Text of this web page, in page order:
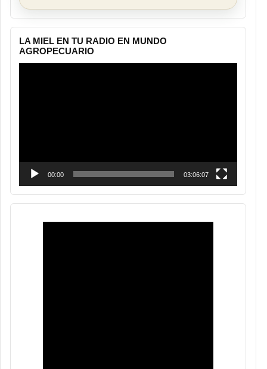
LA MIEL EN TU RADIO EN MUNDO
AGROPECUARIO
00:00 03:06:07